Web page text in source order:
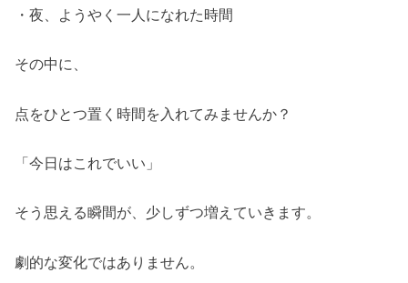
・夜、ようやく一人になれた時間
その中に、
点をひとつ置く時間を入れてみませんか？
「今日はこれでいい」
そう思える瞬間が、少しずつ増えていきます。
劇的な変化ではありません。